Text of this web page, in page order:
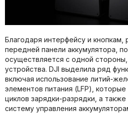
Благодаря интерфейсу и
передней панели аккумулятора,
осуществляется с одной
устройства. DJI выделила ряд
включая использование литий-
элементов питания (LFP),
циклов зарядки-разрядки, а
систему управления